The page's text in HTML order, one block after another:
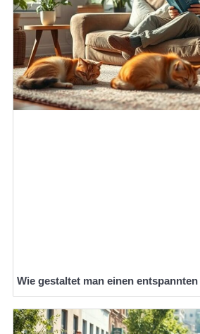
Wie gestaltet man einen